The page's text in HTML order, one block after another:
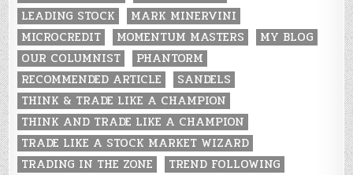
LEADING STOCK
MARK MINERVINI
MICROCREDIT
MOMENTUM MASTERS
MY BLOG
OUR COLUMNIST
PHANTORM
RECOMMENDED ARTICLE
SANDELS
THINK & TRADE LIKE A CHAMPION
THINK AND TRADE LIKE A CHAMPION
TRADE LIKE A STOCK MARKET WIZARD
TRADING IN THE ZONE
TREND FOLLOWING